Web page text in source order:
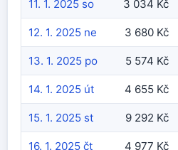
11. 1. 2025 so 3 034 Kč
12. 1. 2025 ne 3 680 Kč
13. 1. 2025 po 5 574 Kč
14. 1. 2025 út 4 655 Kč
15. 1. 2025 st 9 292 Kč
16. 1. 2025 čt 4 977 Kč